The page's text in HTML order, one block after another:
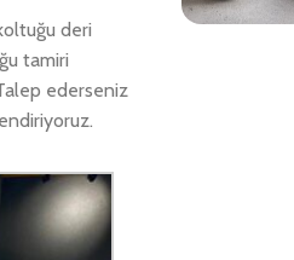
deri
tamiri
ederseniz